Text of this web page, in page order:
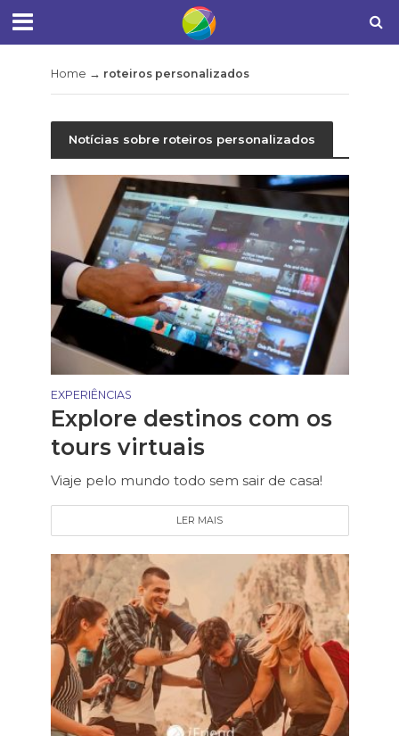
Home → roteiros personalizados
Notícias sobre roteiros personalizados
EXPERIÊNCIAS
Explore destinos com os
tours virtuais
Viaje pelo mundo todo sem sair de casa!
LER MAIS